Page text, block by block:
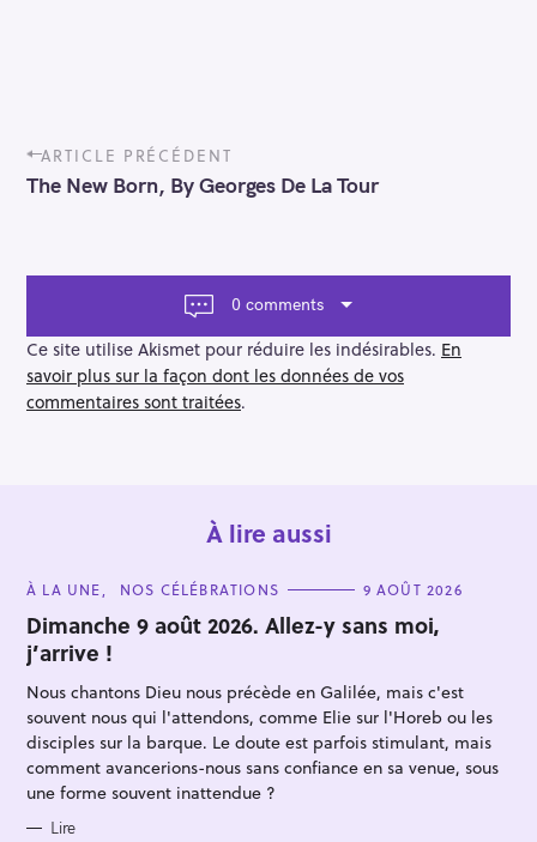
P
o
s
a
g
a
t
i
ARTICLE PRÉCÉDENT
The New Born, By Georges De La Tour
0 comments
Ce site utilise Akismet pour réduire les indésirables. En
savoir plus sur la façon dont les données de vos
commentaires sont traitées.
À lire aussi
C
T
E
G
O
R
I
E
S
À LA UNE NOS CÉLÉBRATIONS 9 AOÛT 2026
Dimanche 9 août 2026. Allez-y sans moi,
j’arrive !
Nous chantons Dieu nous précède en Galilée, mais c'est
souvent nous qui l'attendons, comme Elie sur l'Horeb ou les
disciples sur la barque. Le doute est parfois stimulant, mais
comment avancerions-nous sans confiance en sa venue, sous
une forme souvent inattendue ?
Lire
R
e